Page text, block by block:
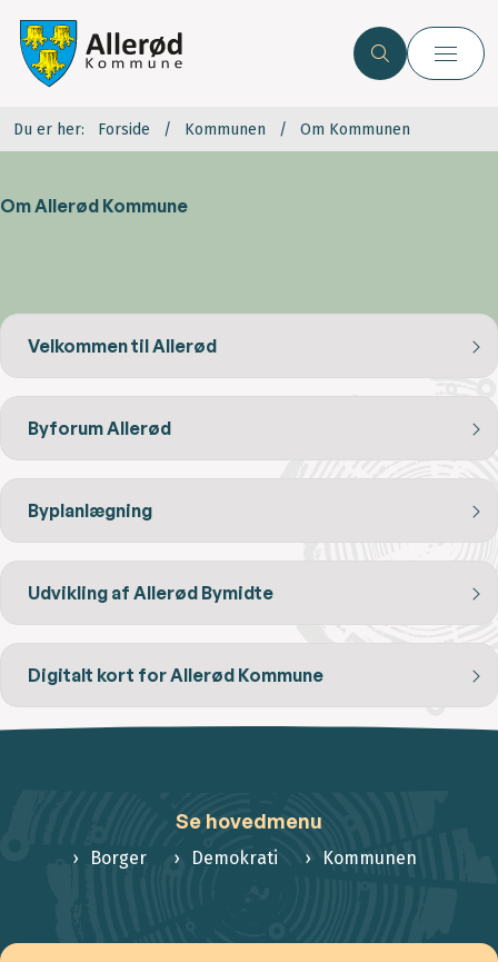
Du er her: Forside Kommunen Om Kommunen
Om Allerød Kommune
Velkommen til Allerød
Byforum Allerød
Byplanlægning
Udvikling af Allerød Bymidte
Digitalt kort for Allerød Kommune
Se hovedmenu
Borger Demokrati Kommunen